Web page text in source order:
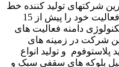
شرکتهای تولید کننده خط
تولید محصولات پلاستوفومی در ایران فعالیت خود را پیش از 15
دامنه فعالیت های
شرکت در زمینه های
و تولید انواع
بلوکه های سقفی سبک و